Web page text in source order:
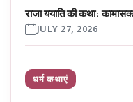
राजा ययाति की कथा:
JULY 27, 2026
धर्म कथाएं